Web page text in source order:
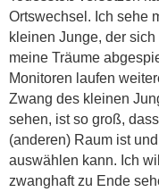
Ortswechsel. Ich sehe
kleinen Junge, der
meine Träume
Monitoren laufen
Zwang des kleinen
sehen, ist so groß,
(anderen) Raum ist
auswählen kann. Ich
zwanghaft zu Ende